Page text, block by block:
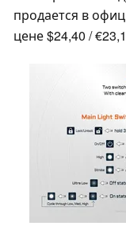
продается в
цене $24,40 /